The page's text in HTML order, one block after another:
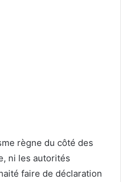
règne du côté des
ni les autorités
faire de déclaration